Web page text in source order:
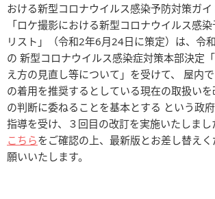
おける新型コロナウイルス感染予防対策ガ
「ロケ撮影における新型コロナウイルス感
リスト」（令和2年6月24日に策定）は、令
の 新型コロナウイルス感染症対策本部決定
え方の見直し等について」を受けて、 屋内
の着用を推奨するとしている現在の取扱い
の判断に委ねることを基本とする という政府
指導を受け、３回目の改訂を実施いたしまし
こちらをご確認の上、最新版とお差し替え
願いいたします。